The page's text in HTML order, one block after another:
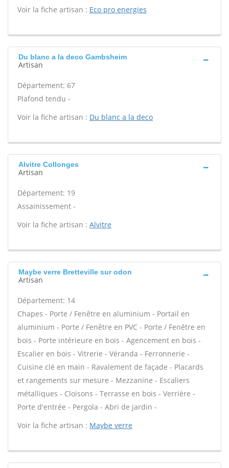
Voir la fiche artisan : Eco pro energies
Du blanc a la deco Gambsheim
Artisan
Département: 67
Plafond tendu -
Voir la fiche artisan : Du blanc a la deco
Alvitre Collonges
Artisan
Département: 19
Assainissement -
Voir la fiche artisan : Alvitre
Maybe verre Bretteville sur odon
Artisan
Département: 14
Chapes - Porte / Fenêtre en aluminium - Portail en
aluminium - Porte / Fenêtre en PVC - Porte / Fenêtre en
bois - Porte intérieure en bois - Agencement en bois -
Escalier en bois - Vitrerie - Véranda - Ferronnerie -
Cuisine clé en main - Ravalement de façade - Placards
et rangements sur mesure - Mezzanine - Escaliers
métalliques - Cloisons - Terrasse en bois - Verrière -
Porte d'entrée - Pergola - Abri de jardin -
Voir la fiche artisan : Maybe verre